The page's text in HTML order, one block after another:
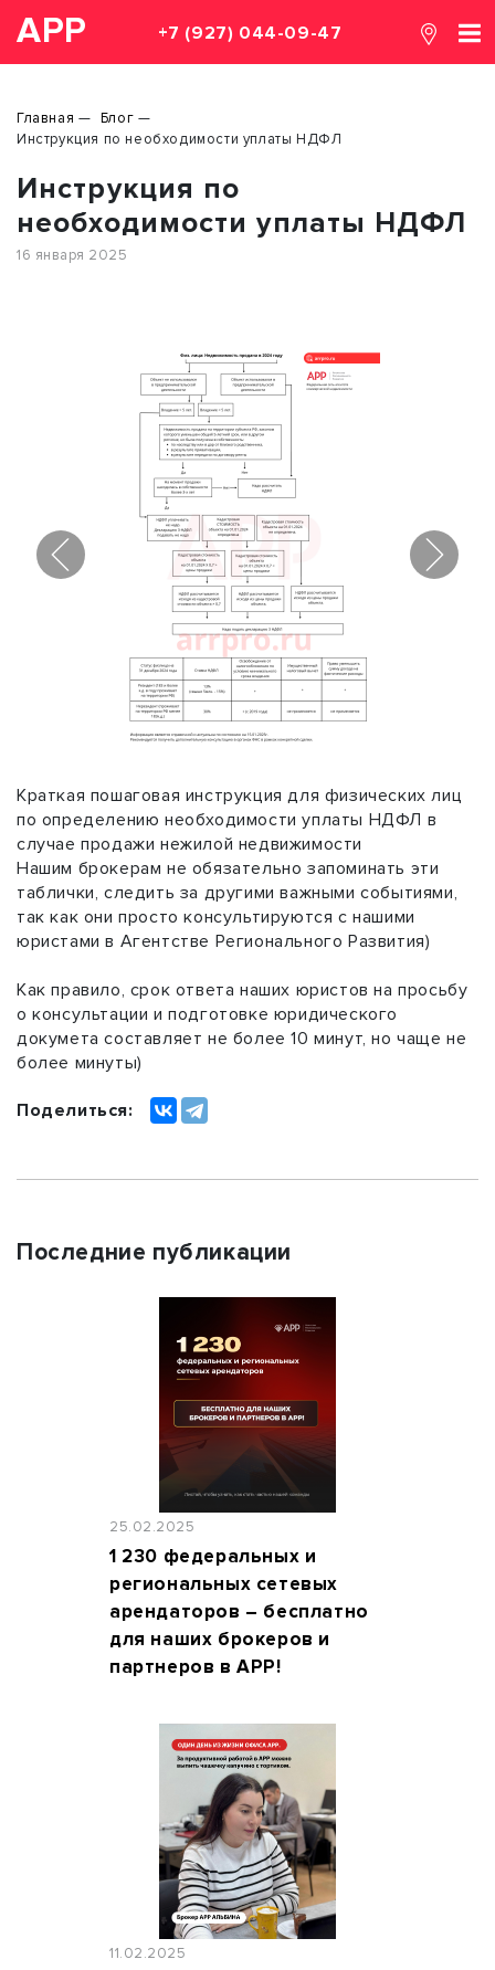
АРР +7 (927) 044-09-47
Главная
Блог
Инструкция по необходимости уплаты НДФЛ
Инструкция по
необходимости уплаты НДФЛ
16 января 2025
Краткая пошаговая инструкция для физических лиц
по определению необходимости уплаты НДФЛ в
случае продажи нежилой недвижимости
Нашим брокерам не обязательно запоминать эти
таблички, следить за другими важными событиями,
так как они просто консультируются с нашими
юристами в Агентстве Регионального Развития)
Как правило, срок ответа наших юристов на просьбу
о консультации и подготовке юридического
докумета составляет не более 10 минут, но чаще не
более минуты)
Поделиться:
Последние публикации
25.02.2025
1 230 федеральных и
региональных сетевых
арендаторов – бесплатно
для наших брокеров и
партнеров в АРР!
11.02.2025